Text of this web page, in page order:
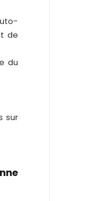
de
du
sur